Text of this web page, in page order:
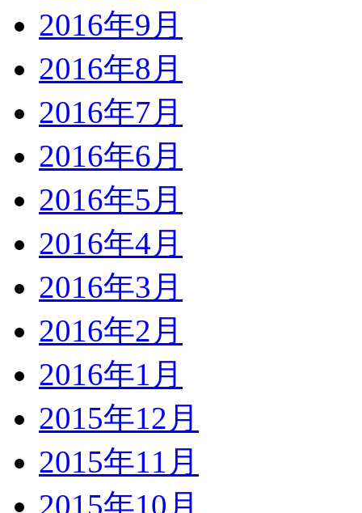
2016年9月
2016年8月
2016年7月
2016年6月
2016年5月
2016年4月
2016年3月
2016年2月
2016年1月
2015年12月
2015年11月
2015年10月